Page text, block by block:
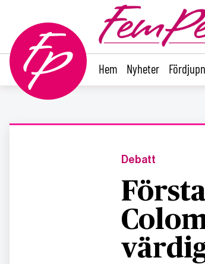
Hem Nyheter
Debatt